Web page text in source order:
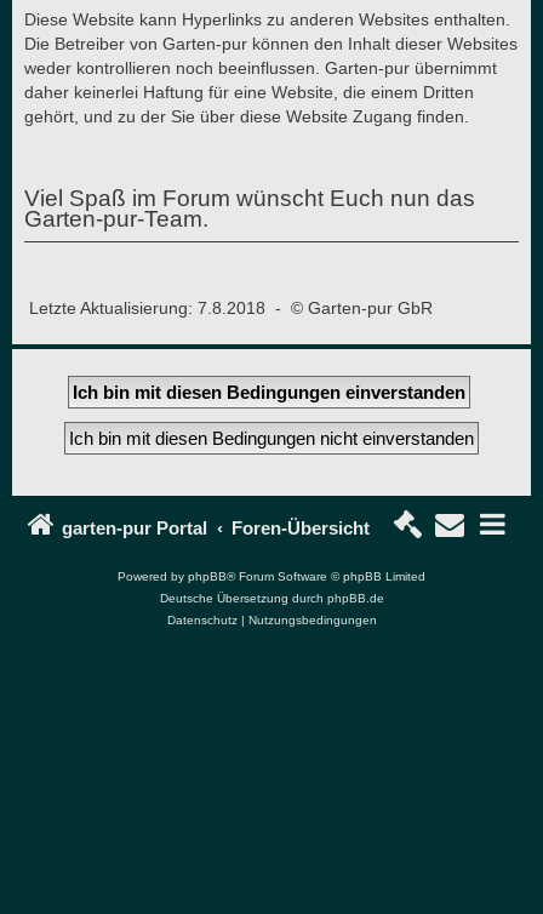
Diese Website kann Hyperlinks zu anderen Websites enthalten.
Die Betreiber von Garten-pur können den Inhalt dieser Websites
weder kontrollieren noch beeinflussen. Garten-pur übernimmt
daher keinerlei Haftung für eine Website, die einem Dritten
gehört, und zu der Sie über diese Website Zugang finden.
Viel Spaß im Forum wünscht Euch nun das
Garten-pur-Team.
Letzte Aktualisierung: 7.8.2018 - © Garten-pur GbR
garten-pur Portal Foren-Übersicht
Powered by phpBB® Forum Software © phpBB Limited
Deutsche Übersetzung durch phpBB.de
Datenschutz| Nutzungsbedingungen